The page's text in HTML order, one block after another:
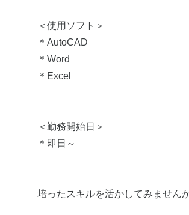
＜使用ソフト＞
＊AutoCAD
＊Word
＊Excel
＜勤務開始日＞
＊即日～
培ったスキルを活かしてみません